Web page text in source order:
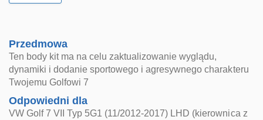
Przedmowa
Ten body kit ma na celu zaktualizowanie wyglądu,
dynamiki i dodanie sportowego i agresywnego charakteru
Twojemu Golfowi 7
Odpowiedni dla
VW Golf 7 VII Typ 5G1 (11/2012-2017) LHD (kierownica z